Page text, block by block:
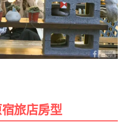
旅店房型